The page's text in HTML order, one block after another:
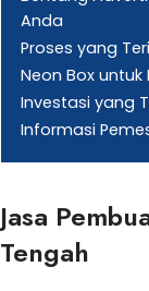
Anda
Proses yang
Neon Box
Investasi yang
Informasi
Jasa
Tengah